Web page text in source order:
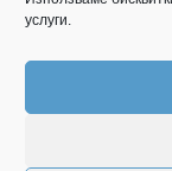
услуги.
ИНФОРМАЦИЯ